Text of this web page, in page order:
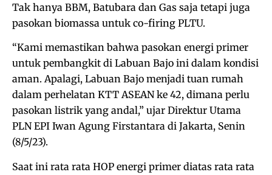
Tak hanya BBM, Batubara dan Gas saja tetapi juga
pasokan biomassa untuk co-firing PLTU.
“Kami memastikan bahwa pasokan energi primer
untuk pembangkit di Labuan Bajo ini dalam kondisi
aman. Apalagi, Labuan Bajo menjadi tuan rumah
dalam perhelatan KTT ASEAN ke 42, dimana perlu
pasokan listrik yang andal,” ujar Direktur Utama
PLN EPI Iwan Agung Firstantara di Jakarta, Senin
(8/5/23).
Saat ini rata rata HOP energi primer diatas rata rata